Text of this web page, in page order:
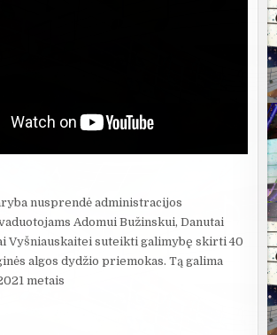
nusprendė administracijos
Adomui Bužinskui, Danutai
Vyšniauskaitei suteikti galimybę skirti 40
algos dydžio priemokas. Tą galima
metais